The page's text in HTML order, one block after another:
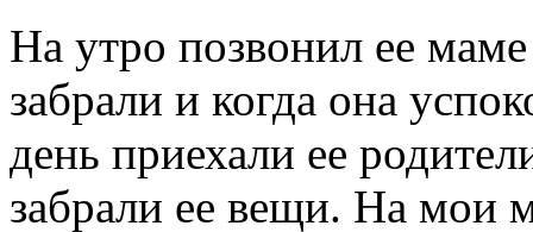
На утро позвонил ее
забрали и когда она
день приехали ее
забрали ее вещи. На мои